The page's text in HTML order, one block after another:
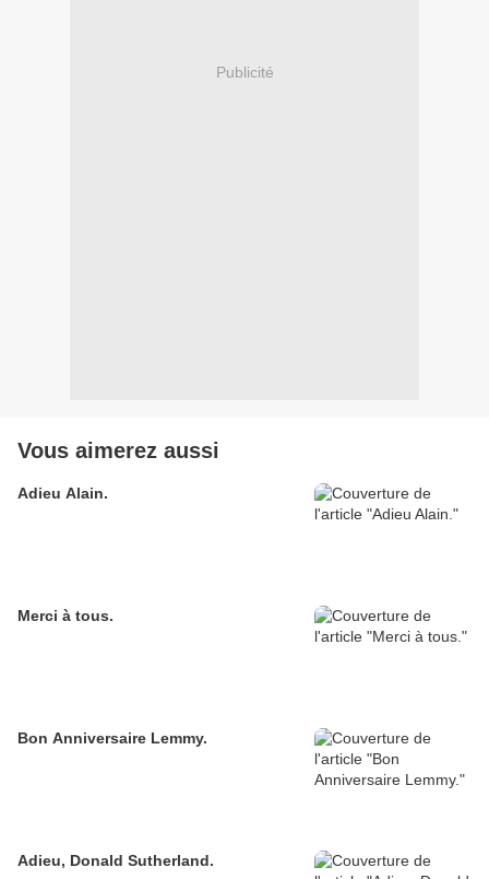
Publicité
Vous aimerez aussi
Adieu Alain.
Merci à tous.
Bon Anniversaire Lemmy.
Adieu, Donald Sutherland.